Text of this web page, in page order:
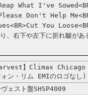
What I've
Don't Help
You
、右下や左下に折れ皺があ
Harvest】Climax
ォン・リム EMIのロゴなし)
ェスト盤SHSP4009